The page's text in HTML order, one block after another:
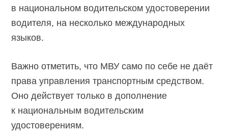
в национальном водительском удостоверении
водителя, на несколько международных
языков.
Важно отметить, что МВУ само по себе не даёт
права управления транспортным средством.
Оно действует только в дополнение
к национальным водительским
удостоверениям.